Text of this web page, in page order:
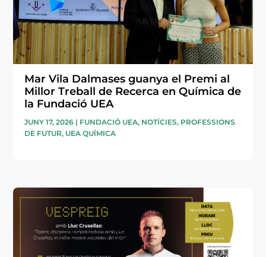
Mar Vila Dalmases guanya el Premi al
Millor Treball de Recerca en Química de
la Fundació UEA
JUNY 17, 2026 | FUNDACIÓ UEA, NOTÍCIES, PROFESSIONS
DE FUTUR, UEA QUÍMICA